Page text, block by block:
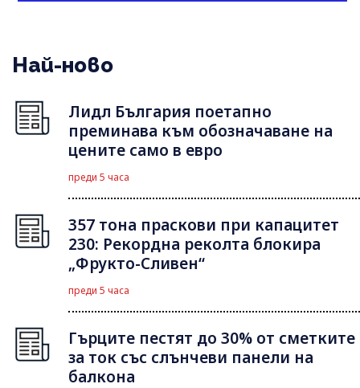
Най-ново
Лидл България поетапно
преминава към обозначаване на
цените само в евро
преди 5 часа
357 тона праскови при капацитет
230: Рекордна реколта блокира
„Фрукто-Сливен“
преди 5 часа
Гърците пестят до 30% от сметките
за ток със слънчеви панели на
балкона